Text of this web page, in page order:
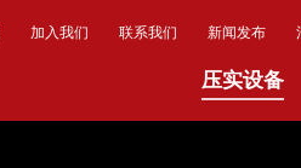
加入我们 联系我们 新闻发布
压实设备